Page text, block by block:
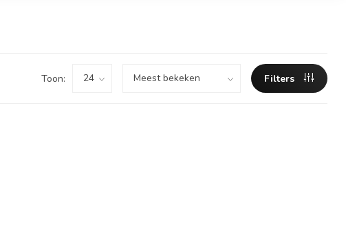
Toon: Filters